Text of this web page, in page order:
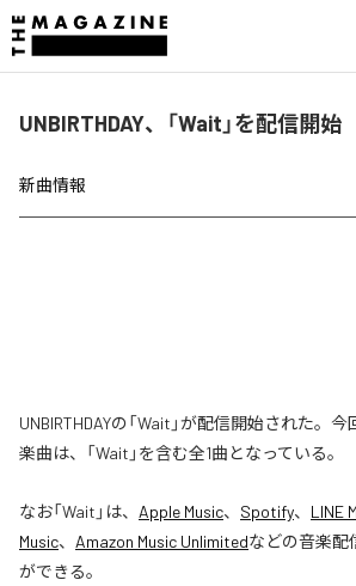
UNBIRTHDAY、「Wait」を配信開始
新曲情報
UNBIRTHDAYの「Wait」が配信開始された。
楽曲は、「Wait」を含む全1曲となっている。
なお「Wait 」は、 Apple Music、 Spotify、 LINE
Music、 Amazon Music Unlimitedなどの音楽配
ができる。